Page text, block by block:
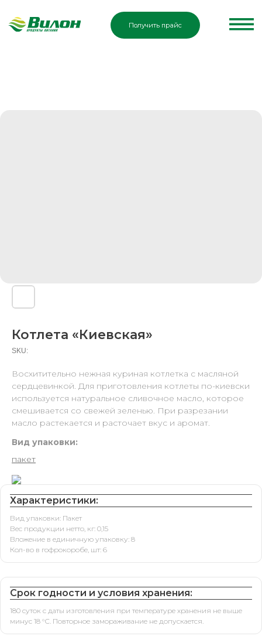
Получить прайс
Котлета «Киевская»
SKU:
Восхитительно нежная куриная котлетка с масляной
сердцевинкой. Для приготовления котлеты по-киевски
используется натуральное сливочное масло, которое
смешивается со свежей зеленью. При разрезании
масло растекается и расточает вкус и аромат.
Вид упаковки:
пакет
Характеристики:
Вид упаковки: Пакет
Вес продукции нетто, кг: 0,15
Вложение в единичную упаковку: 8
Кол-во в гофрокоробе, шт: 6
Срок годности и условия хранения:
180 суток с даты изготовления при температуре хранения не выше
минус 18 °С. Повторное замораживание не допускается.